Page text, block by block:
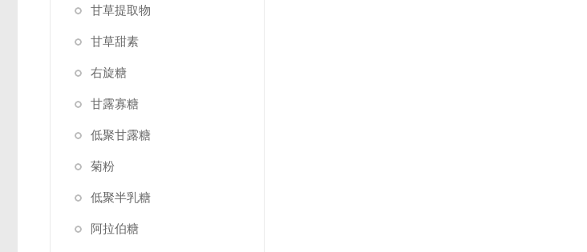
甘草提取物
甘草甜素
右旋糖
甘露寡糖
低聚甘露糖
菊粉
低聚半乳糖
阿拉伯糖